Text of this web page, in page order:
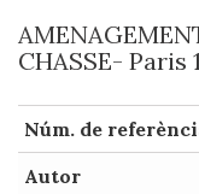
CHASSE-
Núm. de
Autor